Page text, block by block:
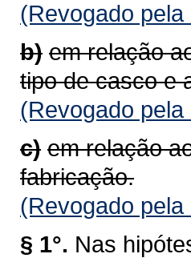
(Revogado
b) em relação
tipo de casco e
(Revogado
c) em relação
fabricação.
(Revogado
§ 1°. Nas